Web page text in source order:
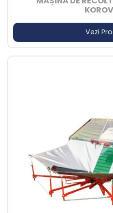
Vezi